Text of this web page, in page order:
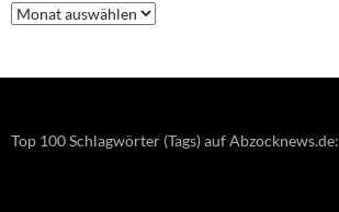
Nachrichten
–
Top 100 Schlagwörter (Tags) auf Abzocknews.de: